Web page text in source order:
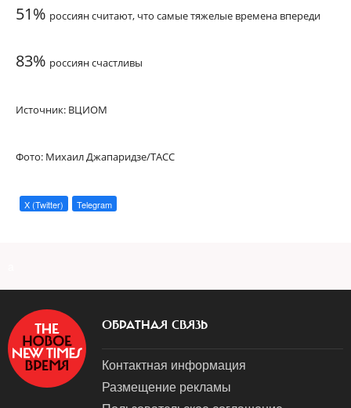
51% россиян считают, что самыетяжелые времена впереди
83% россиян счастливы
Источник: ВЦИОМ
Фото: Михаил Джапаридзе/ТАСС
X (Twitter) Telegram
ОБРАТНАЯ СВЯЗЬ
Контактная информация
Размещение рекламы